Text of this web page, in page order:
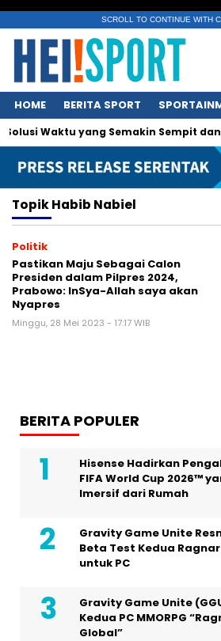
SCROLL TO CONTINUE WITH
HOME BERITA SPORT
Waktu yang Semakin Sempit dan
TopikHabib Nabiel
Politik
Pastikan Maju Sebagai Calon
Presiden dalam Pilpres 2024,
Prabowo: InSya-Allah saya akan
Nyapres
Minggu, 28 Mei 2023 - 17:17 WIB
BERITA POPULER
Hisense Hadirkan
FIFA World Cup 2026™
Imersif dari Rumah
Gravity Game Unite
Beta Test Kedua
untuk PC
Gravity Game Unite
Kedua PC MMORPG
Global”